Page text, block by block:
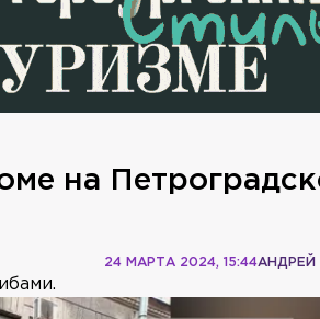
на
АНДРЕЙ
24 МАРТА 2024, 15:44